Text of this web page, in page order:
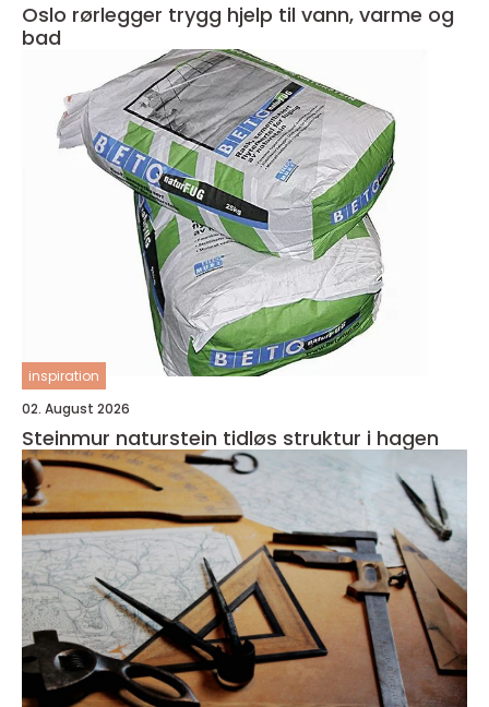
Oslo rørlegger trygg hjelp til vann, varme og
bad
inspiration
02. August 2026
Steinmur naturstein tidløs struktur i hagen